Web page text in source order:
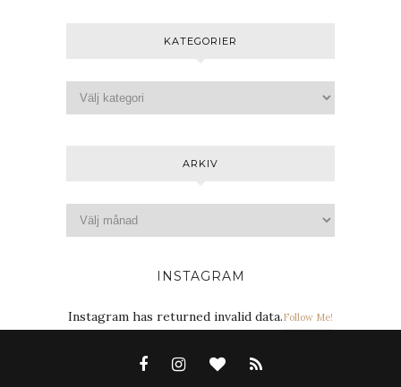
KATEGORIER
ARKIV
INSTAGRAM
Instagram has returned invalid data.Follow Me!